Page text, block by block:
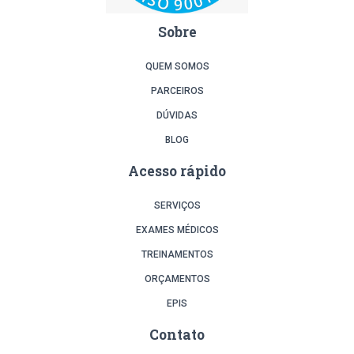
Sobre
QUEM SOMOS
PARCEIROS
DÚVIDAS
BLOG
Acesso rápido
SERVIÇOS
EXAMES MÉDICOS
TREINAMENTOS
ORÇAMENTOS
EPIS
Contato